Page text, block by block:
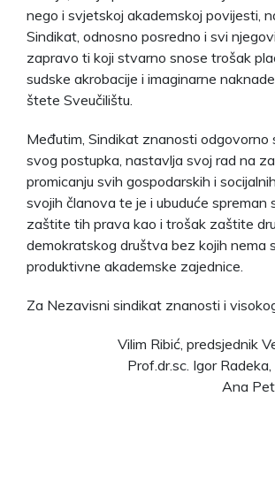
nego i svjetskoj akademskoj povijesti,
Sindikat, odnosno posredno i svi
zapravo ti koji stvarno snose trošak
sudske akrobacije i imaginarne
štete Sveučilištu.
Međutim, Sindikat znanosti odgovorno
svog postupka, nastavlja svoj rad na
promicanju svih gospodarskih i
svojih članova te je i ubuduće spreman
zaštite tih prava kao i trošak zaštite
demokratskog društva bez kojih nema
produktivne akademske zajednice.
Za Nezavisni sindikat znanosti i
Vilim Ribić, predsjednik
Prof.dr.sc. Igor Radeka,
Ana